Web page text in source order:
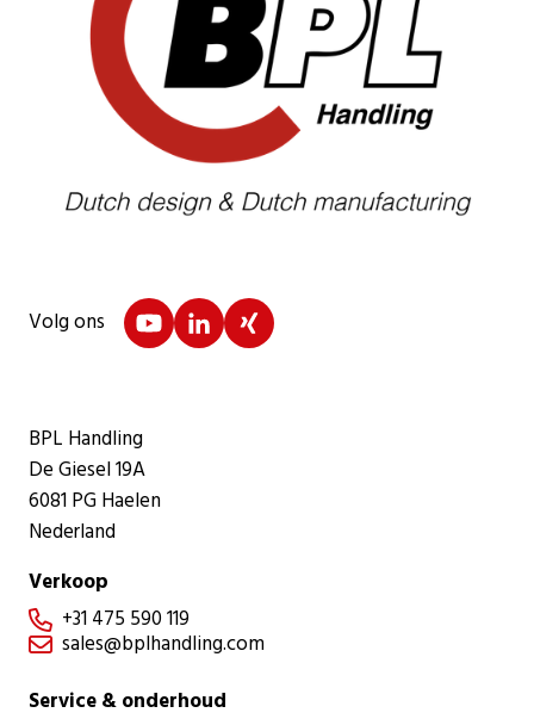
Volg ons
BPL Handling
De Giesel 19A
6081 PG Haelen
Nederland
Verkoop
 +31 475 590 119
 sales@bplhandling.com
Service & onderhoud